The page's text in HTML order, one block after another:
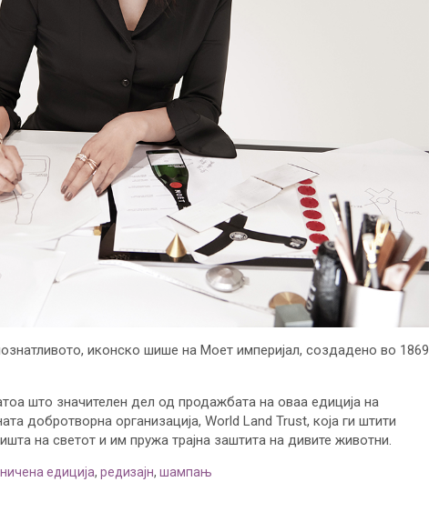
иконско шише на Моет империјал, создадено во 1869
што значителен дел од продажбата на оваа едиција на
добротворна организација, World Land Trust, која ги штити
на светот и им пружа трајна заштита на дивите животни.
едиција, редизајн, шампањ